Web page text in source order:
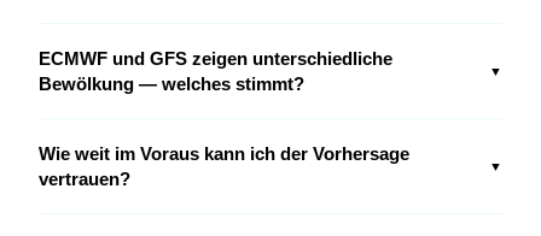
ECMWF und GFS zeigen unterschiedliche
Bewölkung — welches stimmt?
▼
Wie weit im Voraus kann ich der Vorhersage
vertrauen?
▼